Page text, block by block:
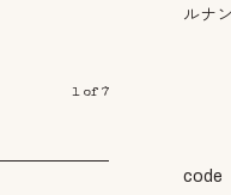
1of 7
ルナ
code